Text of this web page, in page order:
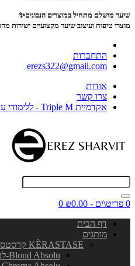
שיער מושלם מתחיל במוצרים הנכונים✨
מוצרי טיפוח ועיצוב שיער מקצועיים ישירות
התחברות
erezs322@gmail.com
אודות
צרו קשר
אקדמיית Triple M - ללימודי עיצוב שיער
0 פריט\ים - ₪0.00
0
דף הבית
מותגים
KÈRASTASE קרסטס
Blond Absolu-לבלונד המושלם